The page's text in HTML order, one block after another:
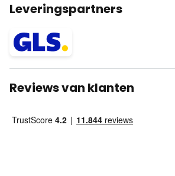
Leveringspartners
Reviews van klanten